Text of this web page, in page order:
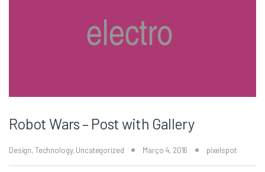
Robot Wars – Post with Gallery
Design, Technology, Uncategorized Março 4, 2016 pixelspot